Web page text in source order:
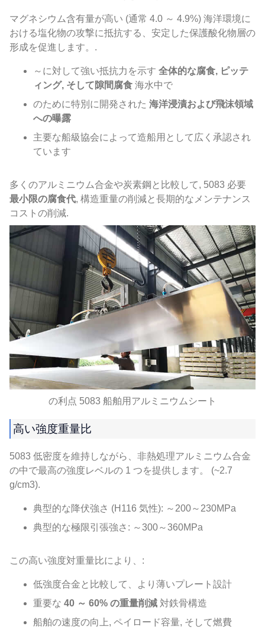
マグネシウム含有量が高い (通常 4.0 ～ 4.9%) 海洋環境に
おける塩化物の攻撃に抵抗する、安定した保護酸化物層の
形成を促進します。.
～に対して強い抵抗力を示す 全体的な腐食, ピッテ
ィング, そして隙間腐食 海水中で
のために特別に開発された 海洋浸漬および飛沫領域
への曝露
主要な船級協会によって造船用として広く承認され
ています
多くのアルミニウム合金や炭素鋼と比較して, 5083 必要
最小限の腐食代, 構造重量の削減と長期的なメンテナンス
コストの削減.
の利点 5083 船舶用アルミニウムシート
高い強度重量比
5083 低密度を維持しながら、非熱処理アルミニウム合金
の中で最高の強度レベルの 1 つを提供します。 (~2.7
g/cm3).
典型的な降伏強さ (H116 気性): ～200～230MPa
典型的な極限引張強さ: ～300～360MPa
この高い強度対重量比により、:
低強度合金と比較して、より薄いプレート設計
重要な 40 ～ 60% の重量削減 対鉄骨構造
船舶の速度の向上, ペイロード容量, そして燃費